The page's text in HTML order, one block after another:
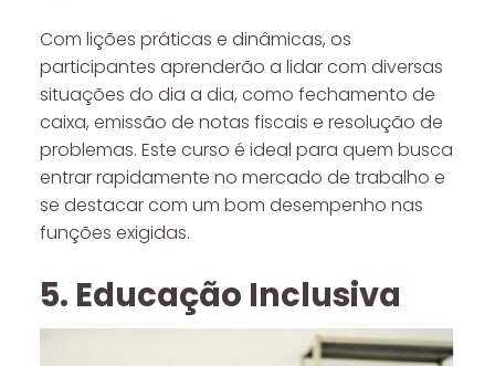
Com lições práticas e dinâmicas, os
participantes aprenderão a lidar com diversas
situações do dia a dia, como fechamento de
caixa, emissão de notas fiscais e resolução de
problemas. Este curso é ideal para quem busca
entrar rapidamente no mercado de trabalho e
se destacar com um bom desempenho nas
funções exigidas.
5. Educação Inclusiva